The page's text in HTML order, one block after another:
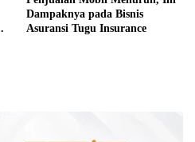
Dampaknya pada Bisnis
Asuransi Tugu Insurance